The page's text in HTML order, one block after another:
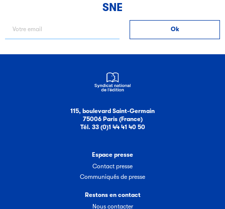
SNE
115, boulevard Saint-Germain
75006 Paris (France)
Tél. 33 (0)1 44 41 40 50
Espace presse
Contact presse
Communiqués de presse
Restons en contact
Nous contacter